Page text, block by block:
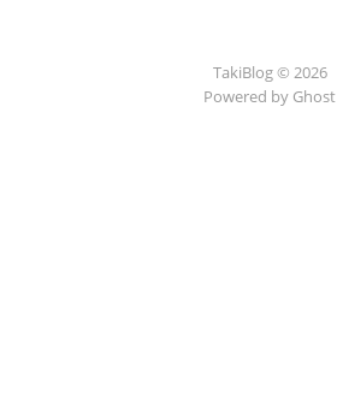
TakiBlog © 2026
Powered by Ghost